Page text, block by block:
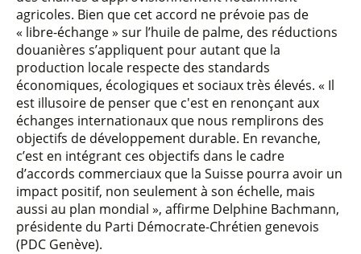
agricoles. Bien que cet accord ne prévoie pas de
« libre-échange » sur l’huile de palme, des réductions
douanières s’appliquent pour autant que la
production locale respecte des standards
économiques, écologiques et sociaux très élevés. « Il
est illusoire de penser que c'est en renonçant aux
échanges internationaux que nous remplirons des
objectifs de développement durable. En revanche,
c’est en intégrant ces objectifs dans le cadre
d’accords commerciaux que la Suisse pourra avoir un
impact positif, non seulement à son échelle, mais
aussi au plan mondial », affirme Delphine Bachmann,
présidente du Parti Démocrate-Chrétien genevois
(PDC Genève).